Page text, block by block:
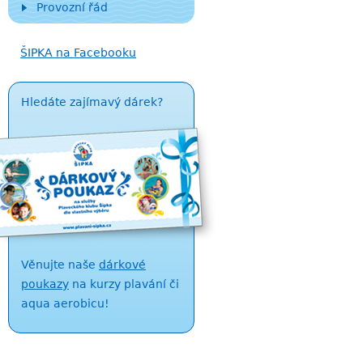
Provozní řád
ŠIPKA na Facebooku
Hledáte zajímavý dárek?
Věnujte naše dárkové
poukazy na kurzy plavání či
aqua aerobicu!